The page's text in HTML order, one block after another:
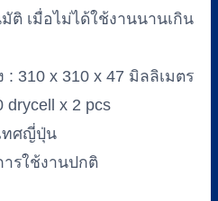
ติ เมื่อไม่ได้ใช้งานนานเกิน
: 310 x 310 x 47 มิลลิเมตร
drycell x 2 pcs
ทศญี่ปุ่น
ารใช้งานปกติ